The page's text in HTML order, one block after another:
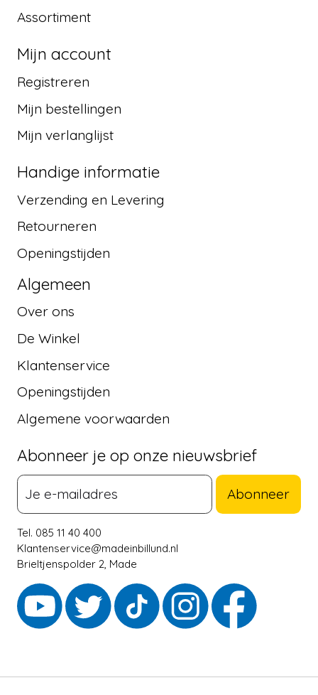
Assortiment
Mijn account
Registreren
Mijn bestellingen
Mijn verlanglijst
Handige informatie
Verzending en Levering
Retourneren
Openingstijden
Algemeen
Over ons
De Winkel
Klantenservice
Openingstijden
Algemene voorwaarden
Abonneer je op onze nieuwsbrief
Abonneer
Tel. 085 11 40 400
Klantenservice@madeinbillund.nl
Brieltjenspolder 2, Made